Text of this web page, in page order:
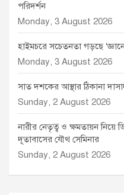
পরিদর্শন
Monday, 3 August 2026
হাইমচরে সচেতনতা গড়ছে
Monday, 3 August 2026
সাত দশকের আস্থার ঠিকানা
Sunday, 2 August 2026
নারীর নেতৃত্ব ও ক্ষমতায়ন
দূতাবাসের যৌথ সেমিনার
Sunday, 2 August 2026